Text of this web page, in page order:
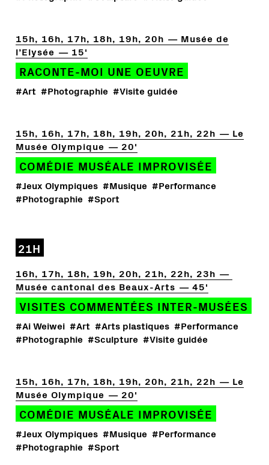
15h, 16h, 17h, 18h, 19h, 20h
Musée de
l’Elysée
15'
RACONTE-MOI UNE OEUVRE
#Art #Photographie #Visite guidée
15h, 16h, 17h, 18h, 19h, 20h, 21h, 22h
Le
Musée Olympique
20'
COMÉDIE MUSÉALE IMPROVISÉE
#Jeux Olympiques #Musique #Performance
#Photographie #Sport
21H
16h, 17h, 18h, 19h, 20h, 21h, 22h, 23h
Musée cantonal des Beaux-Arts
45'
VISITES COMMENTÉES INTER-MUSÉES
#Ai Weiwei #Art #Arts plastiques #Performance
#Photographie #Sculpture #Visite guidée
15h, 16h, 17h, 18h, 19h, 20h, 21h, 22h
Le
Musée Olympique
20'
COMÉDIE MUSÉALE IMPROVISÉE
#Jeux Olympiques #Musique #Performance
#Photographie #Sport